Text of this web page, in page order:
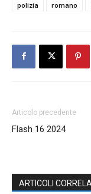
polizia romano
Articolo precedente
Flash 16 2024
ARTICOLI